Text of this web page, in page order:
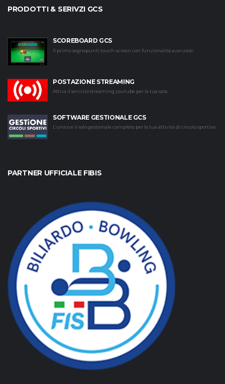
PRODOTTI & SERIVZI GCS
SCOREBOARD GCS
Il primo segnapunti touch-screen con funzionalità avanzate.
POSTAZIONE STREAMING
Attiva il servizio streaming youtube per la tua sala.
SOFTWARE GESTIONALE GCS
L’unico e il solo gestionale completo per la tua attività di circolo sportivo.
PARTNER UFFICIALE FIBIS